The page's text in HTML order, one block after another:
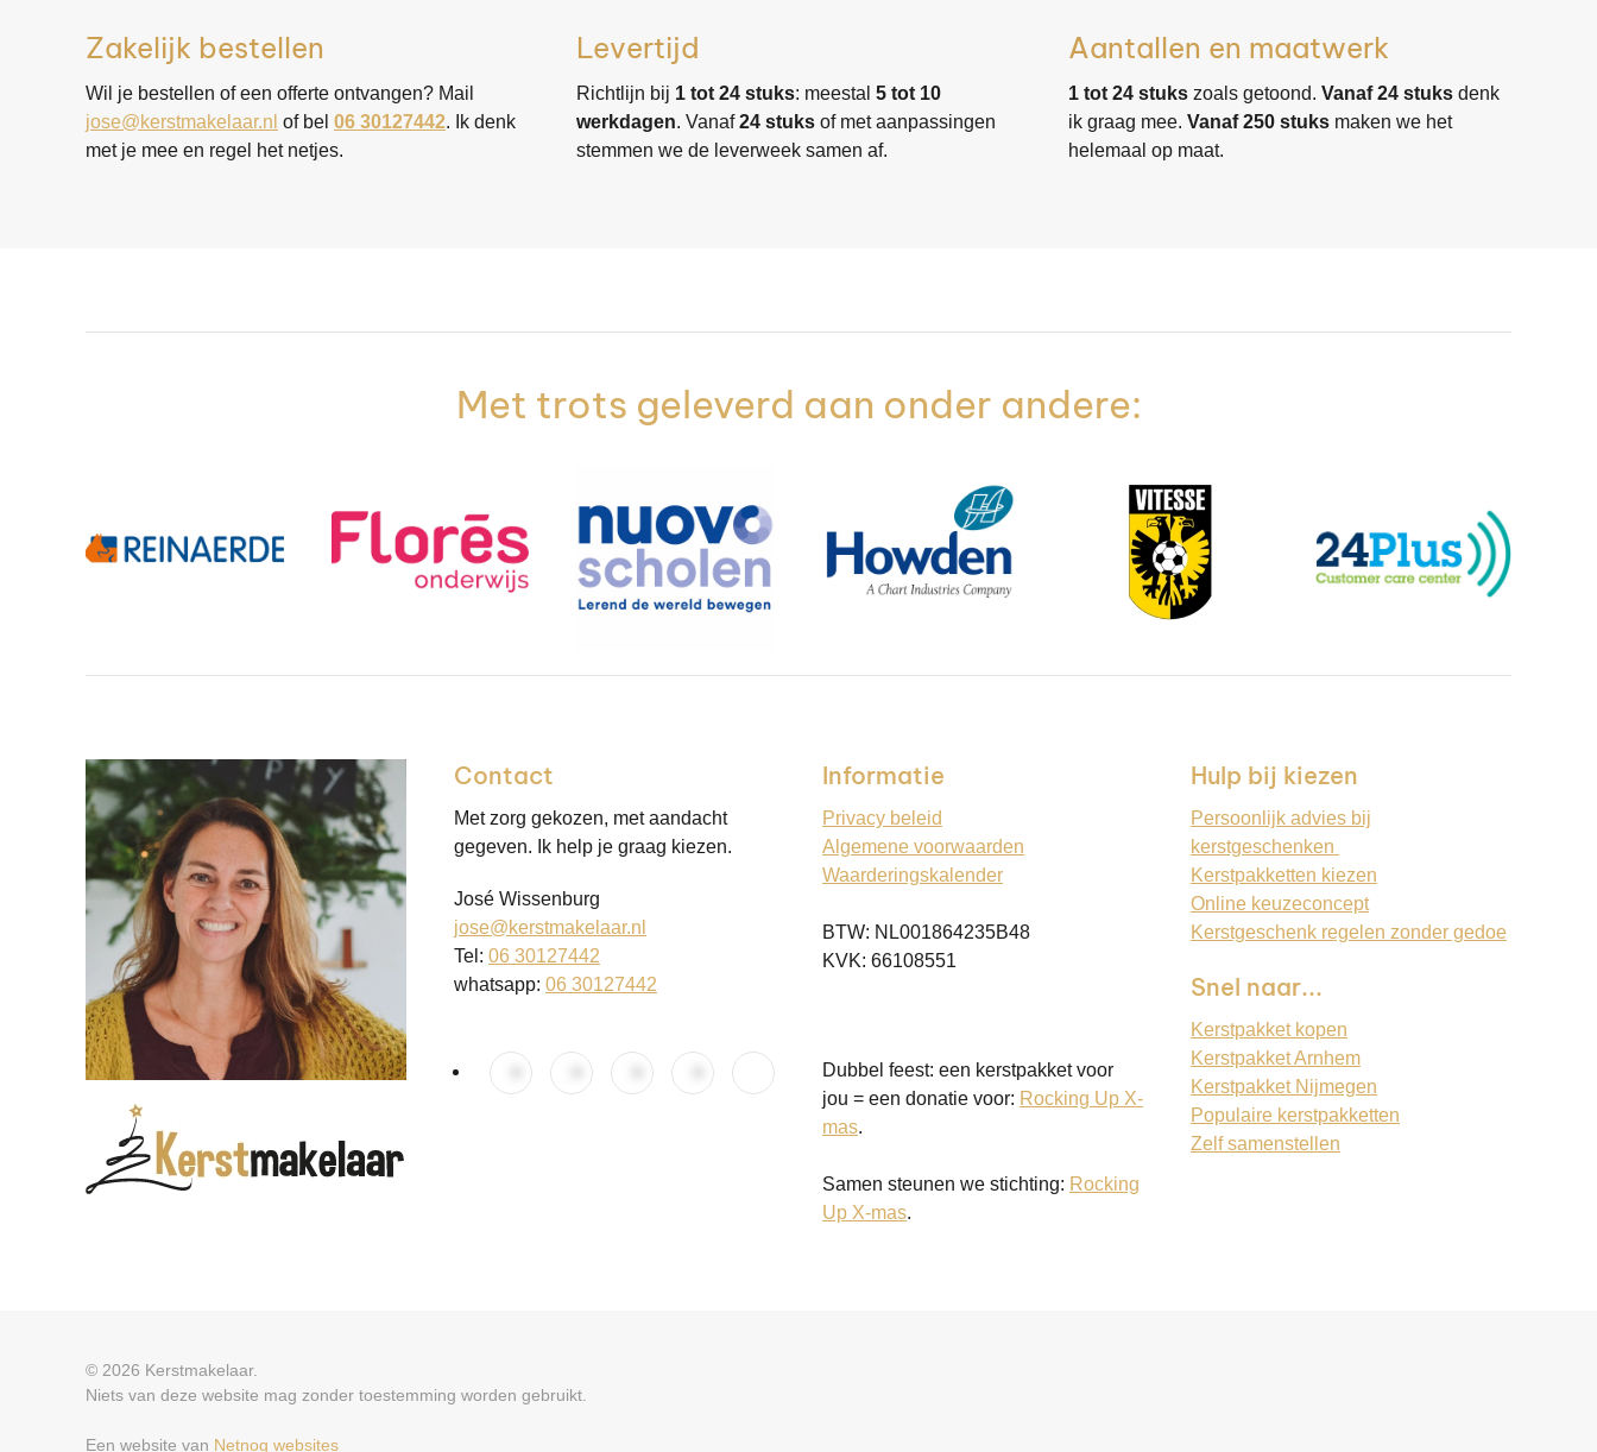
Zakelijk bestellen
Wil je bestellen of een offerte ontvangen? Mail
jose@kerstmakelaar.nl of bel 06 30127442. Ik denk
met je mee en regel het netjes.
Levertijd
Richtlijn bij 1 tot 24 stuks: meestal5 tot 10
werkdagen. Vanaf24 stuks of met aanpassingen
stemmen we de leverweek samen af.
Aantallen en maatwerk
1 tot 24 stukszoals getoond. Vanaf 24 stuksdenk
ik graag mee. Vanaf 250 stuksmaken we het
helemaal op maat.
Met trots geleverd aan onder andere:
Contact
Met zorg gekozen, met aandacht
gegeven. Ik help je graag kiezen.
José Wissenburg
jose@kerstmakelaar.nl
Tel: 06 30127442
whatsapp: 06 30127442
Informatie
Privacy beleid
Algemene voorwaarden
Waarderingskalender
BTW: NL001864235B48
KVK: 66108551
Dubbel feest: een kerstpakket voor
jou = een donatie voor: Rocking Up X-
mas.
Samen steunen we stichting: Rocking
Up X-mas.
Hulp bij kiezen
Persoonlijk advies bij
kerstgeschenken
Kerstpakketten kiezen
Online keuzeconcept
Kerstgeschenk regelen zonder gedoe
Snel naar...
Kerstpakket kopen
Kerstpakket Arnhem
Kerstpakket Nijmegen
Populaire kerstpakketten
Zelf samenstellen
© 2026 Kerstmakelaar.
Niets van deze website mag zonder toestemming worden gebruikt.
Een website van Netnog websites